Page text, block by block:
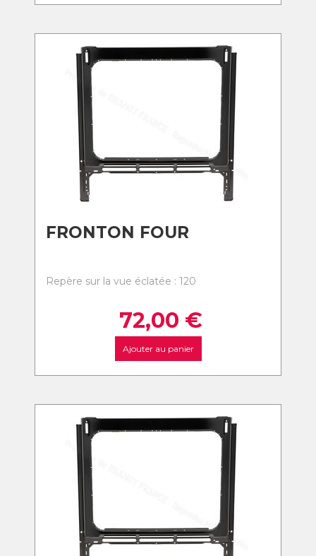
FRONTON FOUR
Repère sur la vue éclatée : 120
72,00 €
Ajouter au panier